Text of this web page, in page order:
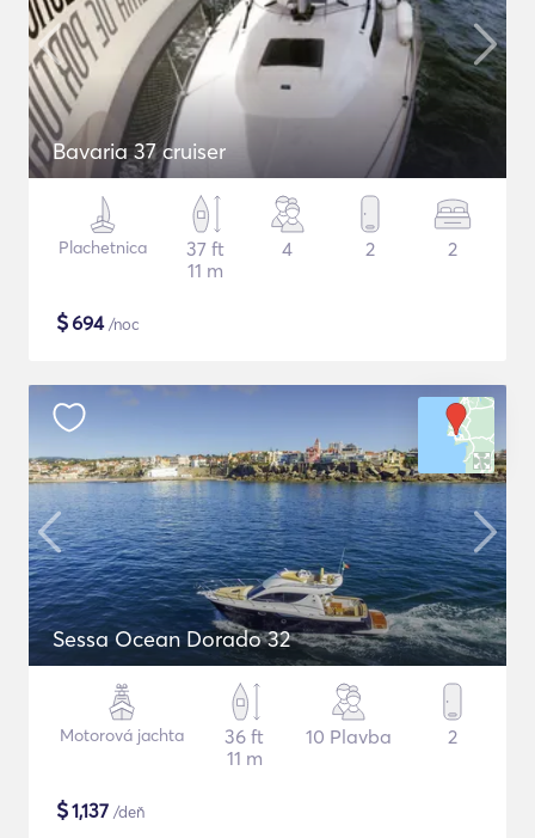
Bavaria 37 cruiser
Plachetnica
37 ft
11 m
4 2 2
$694/noc
Sessa Ocean Dorado 32
Motorová jachta
36 ft
11 m
10 Plavba 2
$1,137 /deň